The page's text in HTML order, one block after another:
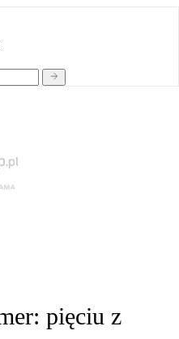
pięciu z